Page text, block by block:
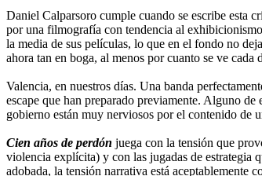
Daniel Calparsoro cumple cuando se escribe esta
por una filmografía con tendencia al
la media de sus películas, lo que en el fondo no
ahora tan en boga, al menos por cuanto se ve cada
Valencia, en nuestros días. Una banda
escape que han preparado previamente. Alguno
gobierno están muy nerviosos por el contenido de
Cien años de perdón juega con la tensión que
violencia explícita) y con las jugadas de estrategia
adobada, la tensión narrativa está aceptablemente